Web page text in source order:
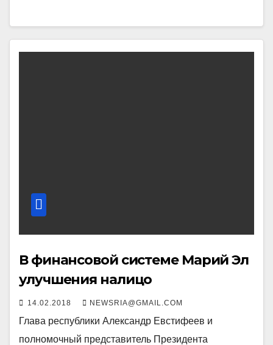
В финансовой системе Марий Эл
улучшения налицо
14.02.2018 NEWSRIA@GMAIL.COM
Глава республики Александр Евстифеев и
полномочный представитель Президента